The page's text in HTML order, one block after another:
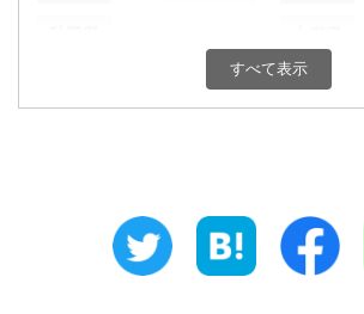
185円 茨城県
185円 神奈川県
すべて表示